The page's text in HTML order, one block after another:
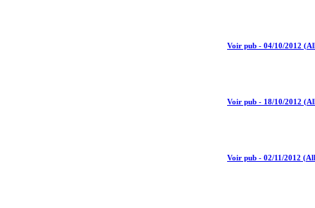
Voir pub - 04/10/2012
Voir pub - 18/10/2012
Voir pub - 02/11/2012